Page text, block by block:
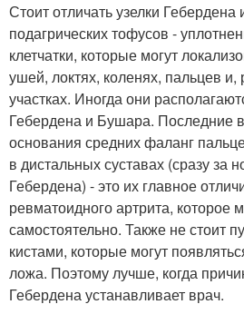
Стоит отличать узелки
подагрических тофусов -
клетчатки, которые могут
ушей, локтях, коленях, пальцев
участках. Иногда они
Гебердена и Бушара. Последние
основания средних фаланг
в дистальных суставах (сразу за
Гебердена) - это их главное
ревматоидного артрита, которое
самостоятельно. Также не стоит
кистами, которые могут
ложа. Поэтому лучше, когда
Гебердена устанавливает врач.